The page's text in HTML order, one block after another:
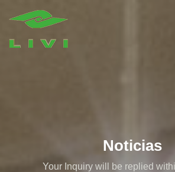
Noticias
Your Inquiry will be replied